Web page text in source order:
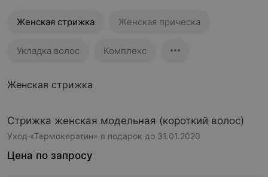
Женская стрижка Женская прическа
Укладка волос Комплекс
Женская стрижка
Стрижка женская модельная (короткий волос)
Уход «Термокератин» в подарок до 31.01.2020
Цена по запросу